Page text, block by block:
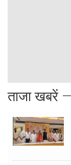
ताजा खबरें